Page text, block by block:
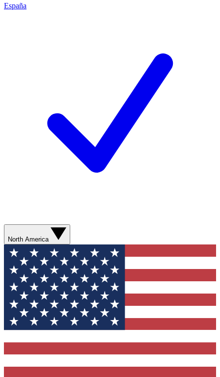
España
North America